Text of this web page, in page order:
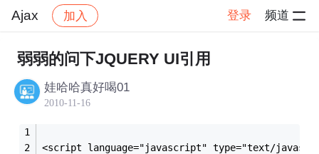
Ajax 加入 登录 频道
社区 Ajax
弱弱的问下JQUERY UI引用
娃哈哈真好喝01
2010-11-16
<script language="javascript" type="text/